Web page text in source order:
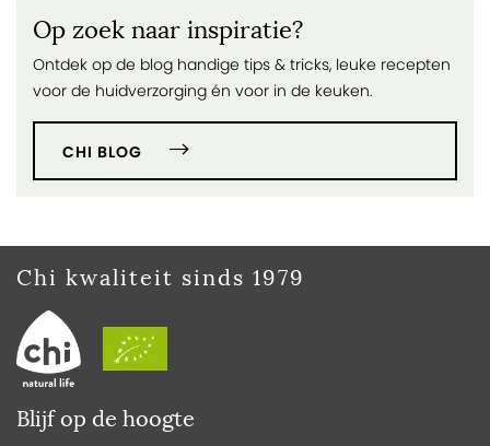
Op zoek naar inspiratie?
Ontdek op de blog handige tips & tricks, leuke recepten
voor de huidverzorging én voor in de keuken.
CHI BLOG
Blijf op de hoogte
Chi kwaliteit sinds 1979